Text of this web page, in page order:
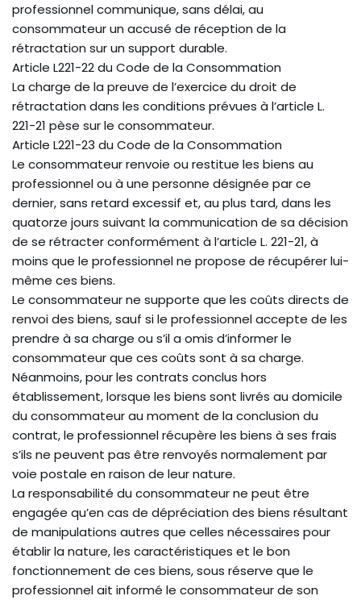
professionnel communique, sans délai, au
consommateur un accusé de réception de la
rétractation sur un support durable.
Article L221-22 du Code de la Consommation
La charge de la preuve de l’exercice du droit de
rétractation dans les conditions prévues à l’article L.
221-21 pèse sur le consommateur.
Article L221-23 du Code de la Consommation
Le consommateur renvoie ou restitue les biens au
professionnel ou à une personne désignée par ce
dernier, sans retard excessif et, au plus tard, dans les
quatorze jours suivant la communication de sa décision
de se rétracter conformément à l’article L. 221-21, à
moins que le professionnel ne propose de récupérer lui-
même ces biens.
Le consommateur ne supporte que les coûts directs de
renvoi des biens, sauf si le professionnel accepte de les
prendre à sa charge ou s’il a omis d’informer le
consommateur que ces coûts sont à sa charge.
Néanmoins, pour les contrats conclus hors
établissement, lorsque les biens sont livrés au domicile
du consommateur au moment de la conclusion du
contrat, le professionnel récupère les biens à ses frais
s’ils ne peuvent pas être renvoyés normalement par
voie postale en raison de leur nature.
La responsabilité du consommateur ne peut être
engagée qu’en cas de dépréciation des biens résultant
de manipulations autres que celles nécessaires pour
établir la nature, les caractéristiques et le bon
fonctionnement de ces biens, sous réserve que le
professionnel ait informé le consommateur de son